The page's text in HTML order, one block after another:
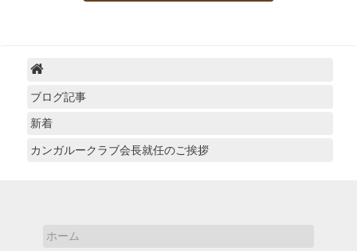
ブログ記事
新着
カンガルークラブ会長就任のご挨拶
ホーム